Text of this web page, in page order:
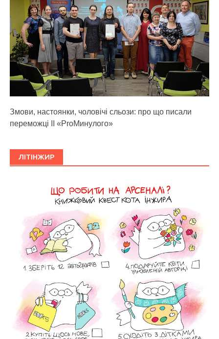
Змови, настоянки, чоловічі сльози: про що писали
переможці ІІ «ProМинулого»
ЛІТІНЖИР